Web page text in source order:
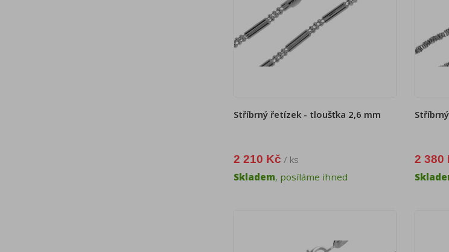
Stříbrný řetízek - tloušťka 2,6 mm
2 210 Kč / ks
Skladem, posíláme ihned
2 380